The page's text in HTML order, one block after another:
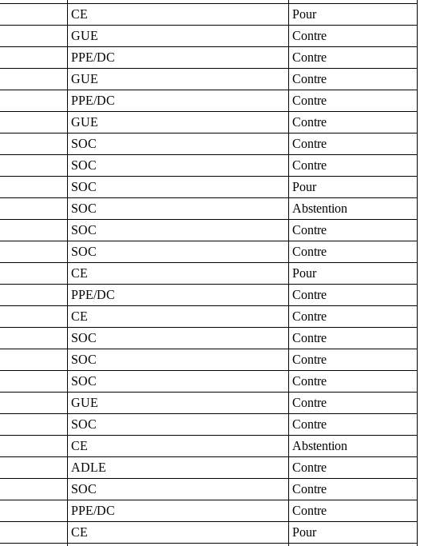
CE
Pour
GUE
Contre
PPE/DC
Contre
GUE
Contre
PPE/DC
Contre
GUE
Contre
SOC
Contre
SOC
Contre
SOC
Pour
SOC
Abstention
SOC
Contre
SOC
Contre
CE
Pour
PPE/DC
Contre
CE
Contre
SOC
Contre
SOC
Contre
SOC
Contre
GUE
Contre
SOC
Contre
CE
Abstention
ADLE
Contre
SOC
Contre
PPE/DC
Contre
CE
Pour